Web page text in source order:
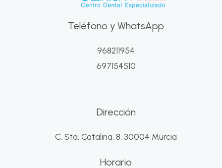
Teléfono y WhatsApp
968211954
697154510
Dirección
C. Sta. Catalina, 8, 30004 Murcia
Horario